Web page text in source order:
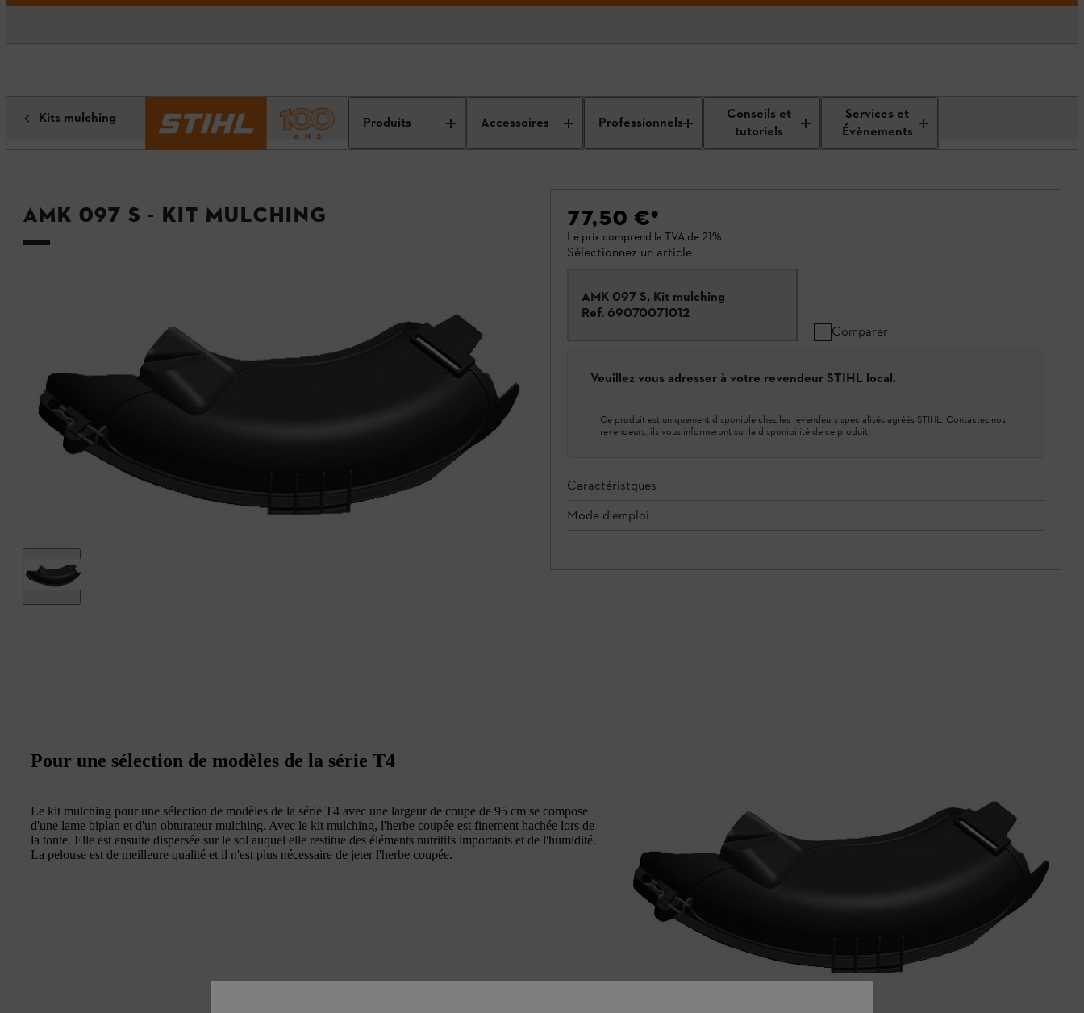
Produits Accessoires Professionnels
Conseils et
tutoriels
Services et
Évènements
Kits mulching
AMK 097 S - Kit mulching 77,50 €*
Le prix comprend la TVA de 21%.
Sélectionnez un article
AMK 097 S, Kit mulching
Ref. 69070071012
Comparer
Veuillez vous adresser à votre revendeur STIHL local.
Ce produit est uniquement disponible chez les revendeurs spécialisés agréés STIHL. Contactez nos
revendeurs, ils vous informeront sur la disponibilité de ce produit.
Caractéristques
Mode d'emploi
Pour une sélection de modèles de la série T4
Le kit mulching pour une sélection de modèles de la série T4 avec une largeur de coupe de 95 cm se compose
d'une lame biplan et d'un obturateur mulching. Avec le kit mulching, l'herbe coupée est finement hachée lors de
la tonte. Elle est ensuite dispersée sur le sol auquel elle restitue des éléments nutritifs importants et de l'humidité.
La pelouse est de meilleure qualité et il n'est plus nécessaire de jeter l'herbe coupée.